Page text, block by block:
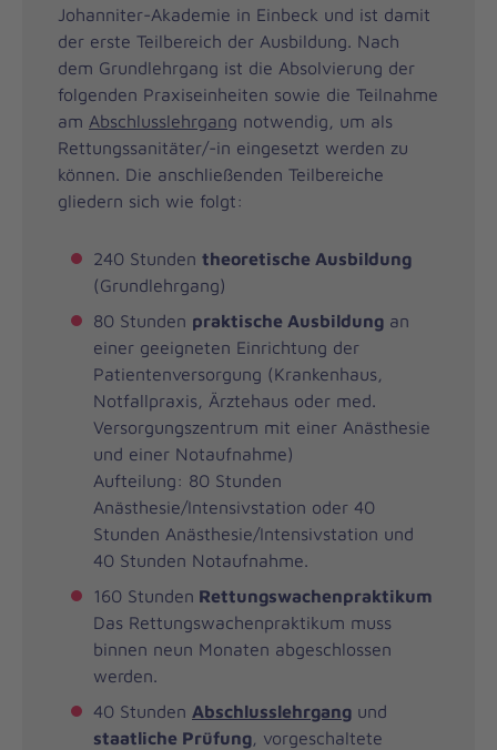
Johanniter-Akademie in Einbeck und ist damit
der erste Teilbereich der Ausbildung. Nach
dem Grundlehrgang ist die Absolvierung der
folgenden Praxiseinheiten sowie die Teilnahme
am Abschlusslehrgang notwendig, um als
Rettungssanitäter/-in eingesetzt werden zu
können. Die anschließenden Teilbereiche
gliedern sich wie folgt:
240 Stunden theoretische Ausbildung
(Grundlehrgang)
80 Stunden praktische Ausbildung an
einer geeigneten Einrichtung der
Patientenversorgung (Krankenhaus,
Notfallpraxis, Ärztehaus oder med.
Versorgungszentrum mit einer Anästhesie
und einer Notaufnahme)
Aufteilung: 80 Stunden
Anästhesie/Intensivstation oder 40
Stunden Anästhesie/Intensivstation und
40 Stunden Notaufnahme.
160 Stunden Rettungswachenpraktikum
Das Rettungswachenpraktikum muss
binnen neun Monaten abgeschlossen
werden.
40 Stunden Abschlusslehrgang und
staatliche Prüfung , vorgeschaltete